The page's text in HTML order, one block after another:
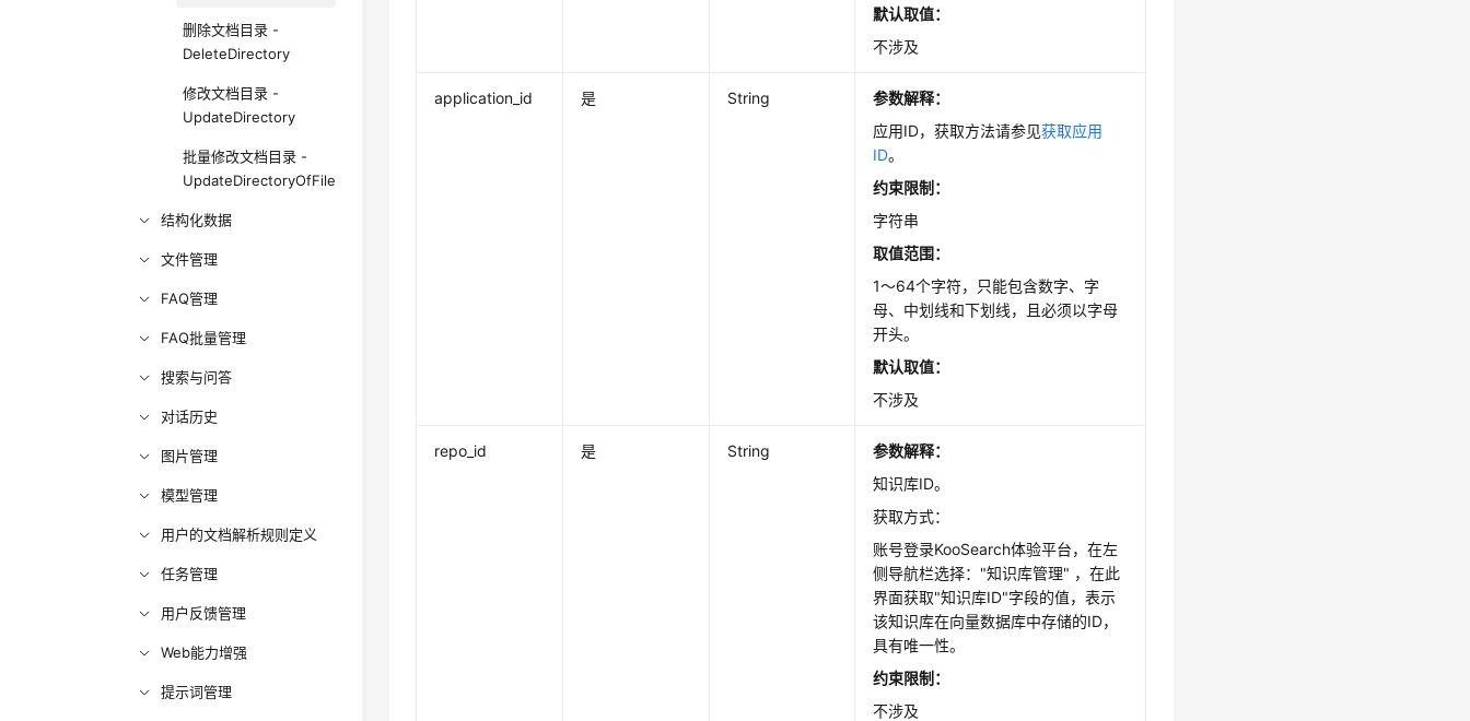
删除文档目录 -
DeleteDirectory
修改文档目录 -
UpdateDirectory
批量修改文档目录 -
UpdateDirectoryOfFile
结构化数据
文件管理
FAQ管理
FAQ批量管理
搜索与问答
对话历史
图片管理
模型管理
用户的文档解析规则定义
任务管理
用户反馈管理
Web能力增强
提示词管理
默认取值：
不涉及
application_id 是 String
参数解释：
应用ID，获取方法请参见获取应用
ID。
约束限制：
字符串
取值范围：
1～64个字符，只能包含数字、字
母、中划线和下划线，且必须以字母
开头。
默认取值：
不涉及
repo_id 是 String
参数解释：
知识库ID。
获取方式：
账号登录KooSearch体验平台，在左
侧导航栏选择："知识库管理" ，在此
界面获取"知识库ID"字段的值，表示
该知识库在向量数据库中存储的ID，
具有唯一性。
约束限制：
不涉及